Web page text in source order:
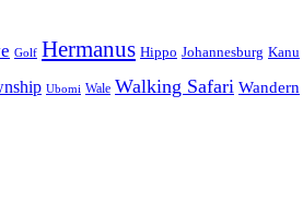
Golf Hermanus Hippo Johannesburg Kanu
Ubomi Wale Walking Safari Wandern